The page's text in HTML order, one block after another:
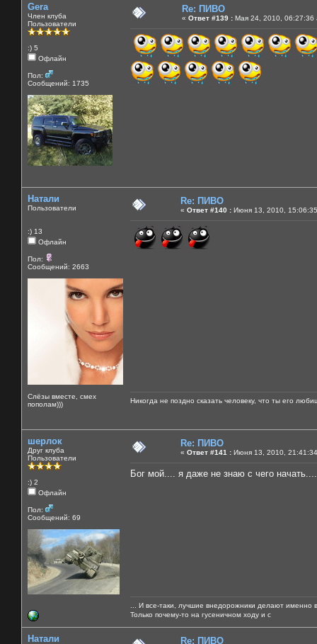
Gera
Член клуба
Пользователи
:) 5
Офлайн
Пол:
Сообщений: 1735
Re: ПИВО
« Ответ #139 : Мая 24, 2010, 06:27:36
Натали
Пользователи
:) 13
Офлайн
Пол:
Сообщений: 2663
Слёзы вместе, смех
пополам)))
Re: ПИВО
« Ответ #140 : Июня 13, 2010,
Никогда не поздно сказать человеку, что ты его
шерлок
Друг клуба
Пользователи
:) 2
Офлайн
Пол:
Сообщений: 69
Re: ПИВО
« Ответ #141 : Июня 13, 2010,
Бог мой.... я даже не знаю с чего
... И все-таки, лучшие внедорожники делают именно
Только почему-то на гусеничном ходу и с
Натали Re: ПИВО